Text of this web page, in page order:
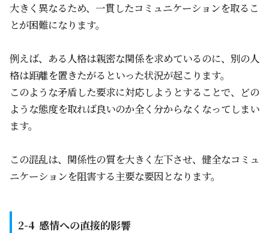
大きく異なるため、一貫したコミュニケーションを取るこ
とが困難になります。
例えば、ある人格は親密な関係を求めているのに、別の人
格は距離を置きたがるといった状況が起こります。
このような矛盾した要求に対応しようとすることで、どの
ような態度を取れば良いのか全く分からなくなってしまい
ます。
この混乱は、関係性の質を大きく左下させ、健全なコミュ
ニケーションを阻害する主要な要因となります。
感情への直接的影響